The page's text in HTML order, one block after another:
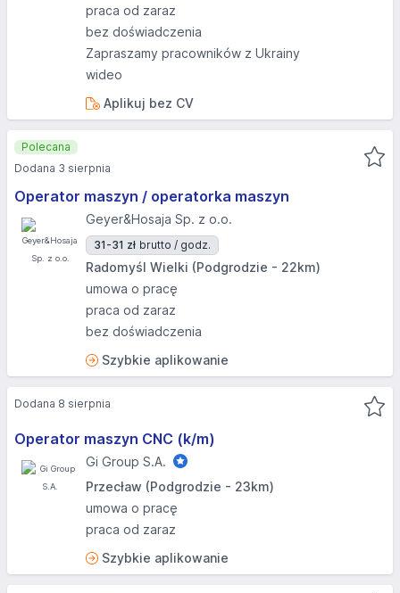
praca od zaraz
bez doświadczenia
Zapraszamy pracowników z Ukrainy
wideo
Aplikuj bez CV
Operator maszyn / operatorka maszyn
Geyer&Hosaja Sp. z o.o.
31-31 zł brutto / godz.
Radomyśl Wielki (Podgrodzie - 22km)
umowa o pracę
praca od zaraz
bez doświadczenia
Szybkie aplikowanie
Polecana
Dodana 3 sierpnia
Operator maszyn CNC (k/m)
Gi Group S.A.
Przecław (Podgrodzie - 23km)
umowa o pracę
praca od zaraz
Szybkie aplikowanie
Dodana 8 sierpnia